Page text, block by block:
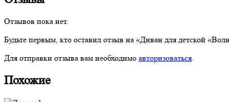
Отзывов пока нет.
Будьте первым, кто оставил отзыв на «Диван для детской
Для отправки отзыва вам необходимо авторизоваться.
Похожие